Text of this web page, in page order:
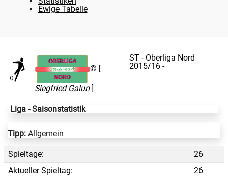
Ewige Tabelle
© [
Siegfried Galun]
ST - Oberliga Nord
2015/16 -
Liga - Saisonstatistik
Tipp: Allgemein
Spieltage:
26
Aktueller Spieltag:
26